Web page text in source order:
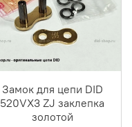
Замок для цепи DID
520VX3 ZJ заклепка
золотой